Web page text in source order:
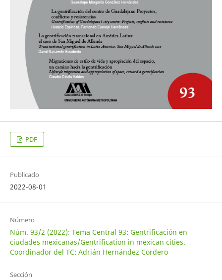
PDF
Publicado
2022-08-01
Número
Núm. 93/2 (2022): Tema Central 93: Gentrificación en
ciudades mexicanas/Gentrification in mexican cities.
Coordinador del TC: Adrián Hernández Cordero
Sección